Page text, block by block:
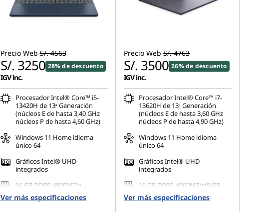
Precio Web S/. 4563
S/. 3250 28% de descuento
IGV inc.
Procesador Intel® Core™ i5-
13420H de 13ᵃ Generación
(núcleos E de hasta 3,40 GHz
núcleos P de hasta 4,60 GHz)
Windows 11 Home idioma
único 64
Gráficos Intel® UHD
integrados
16 GB DDR5-4800MT/s
(SODIMM)
Ver más especificaciones
Precio Web S/. 4763
S/. 3500 26% de descuento
IGV inc.
Procesador Intel® Core™ i7-
13620H de 13ᵃ Generación
(núcleos E de hasta 3,60 GHz
núcleos P de hasta 4,90 GHz)
Windows 11 Home idioma
único 64
Gráficos Intel® UHD
integrados
16 GB DDR5-4800MT/s(8 GB
SODIMM + 8 GB soldado)
Ver más especificaciones